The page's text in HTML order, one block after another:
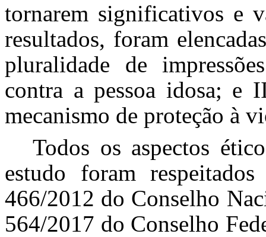
tornarem significativos e
resultados, foram
pluralidade de
contra a pessoa idosa; e
mecanismo de proteção à
Todos os aspectos
estudo foram
466/2012 do Conselho
564/2017 do Conselho